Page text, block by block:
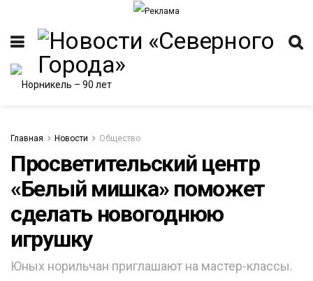
Главная Новости Общество
Просветительский центр
«Белый мишка» поможет
сделать новогоднюю
игрушку
Юных норильчан приглашают на мастер-классы.